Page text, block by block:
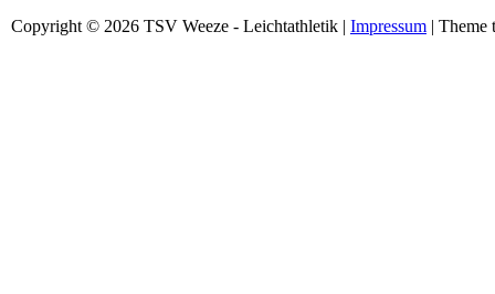
Copyright © 2026 TSV Weeze - Leichtathletik | Impressum | Theme